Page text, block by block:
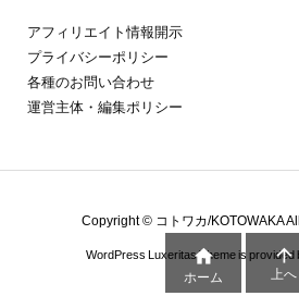
アフィリエイト情報開示
プライバシーポリシー
各種のお問い合わせ
運営主体・編集ポリシー
Copyright © コトワカ/KOTOWAKA
WordPress Luxeritas Theme is provided

ホーム

上へ